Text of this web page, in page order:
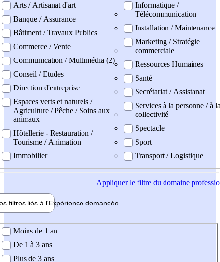
Arts / Artisanat d'art
Banque / Assurance
Bâtiment / Travaux Publics
Commerce / Vente
Communication / Multimédia (2)
Conseil / Etudes
Direction d'entreprise
Espaces verts et naturels /
Agriculture / Pêche / Soins aux
animaux
Hôtellerie - Restauration /
Tourisme / Animation
Immobilier
Informatique /
Télécommunication
Installation / Maintenance
Marketing / Stratégie
commerciale
Ressources Humaines
Santé
Secrétariat / Assistanat
Services à la personne / à la
collectivité
Spectacle
Sport
Transport / Logistique
Appliquerle filtre du domaine
filtres liés à l'Expérience demandée
demandée
Moins de 1 an
De 1 à 3 ans
Plus de 3 ans